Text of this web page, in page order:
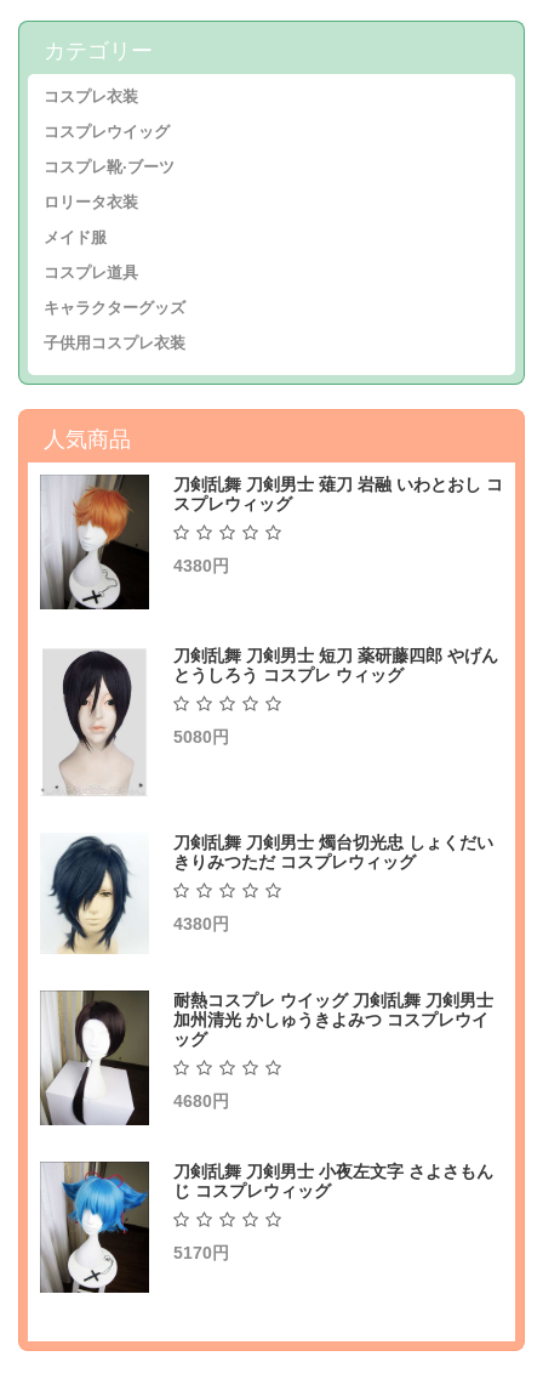
カテゴリー
コスプレ衣装
コスプレウイッグ
コスプレ靴·ブーツ
ロリータ衣装
メイド服
コスプレ道具
キャラクターグッズ
子供用コスプレ衣装
人気商品
刀剣乱舞 刀剣男士 薙刀 岩融 いわとおし コ
スプレウィッグ
4380円
刀剣乱舞 刀剣男士 短刀 薬研藤四郎 やげん
とうしろう コスプレ ウィッグ
5080円
刀剣乱舞 刀剣男士 燭台切光忠 しょくだい
きりみつただ コスプレウィッグ
4380円
耐熱コスプレ ウイッグ 刀剣乱舞 刀剣男士
加州清光 かしゅうきよみつ コスプレウイ
ッグ
4680円
刀剣乱舞 刀剣男士 小夜左文字 さよさもん
じ コスプレウィッグ
5170円